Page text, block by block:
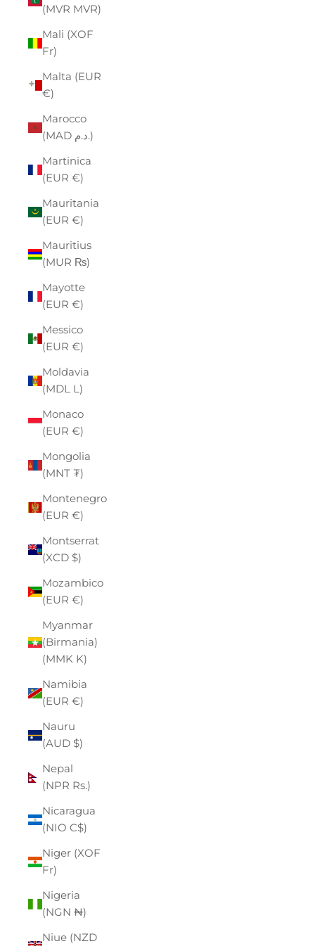
(MVR MVR)
Mali (XOF
Fr)
Malta (EUR
€)
Marocco
(MAD د.م.)
Martinica
(EUR €)
Mauritania
(EUR €)
Mauritius
(MUR ₨)
Mayotte
(EUR €)
Messico
(EUR €)
Moldavia
(MDL L)
Monaco
(EUR €)
Mongolia
(MNT ₮)
Montenegro
(EUR €)
Montserrat
(XCD $)
Mozambico
(EUR €)
Myanmar
(Birmania)
(MMK K)
Namibia
(EUR €)
Nauru
(AUD $)
Nepal
(NPR Rs.)
Nicaragua
(NIO C$)
Niger (XOF
Fr)
Nigeria
(NGN ₦)
Niue (NZD